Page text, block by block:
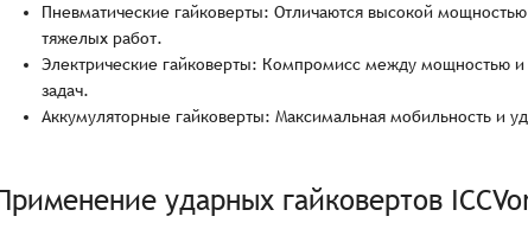
Пневматические гайковерты: Отличаются высокой
тяжелых работ.
Электрические гайковерты: Компромисс между мощностью
задач.
Аккумуляторные гайковерты: Максимальная мобильность и
ударных гайковертов